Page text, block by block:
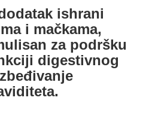
ishrani
i mačkama,
za podršku
digestivnog